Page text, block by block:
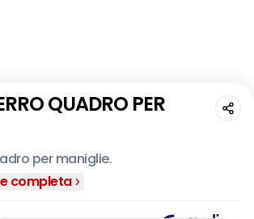
QUADRO PER
per maniglie.
completa